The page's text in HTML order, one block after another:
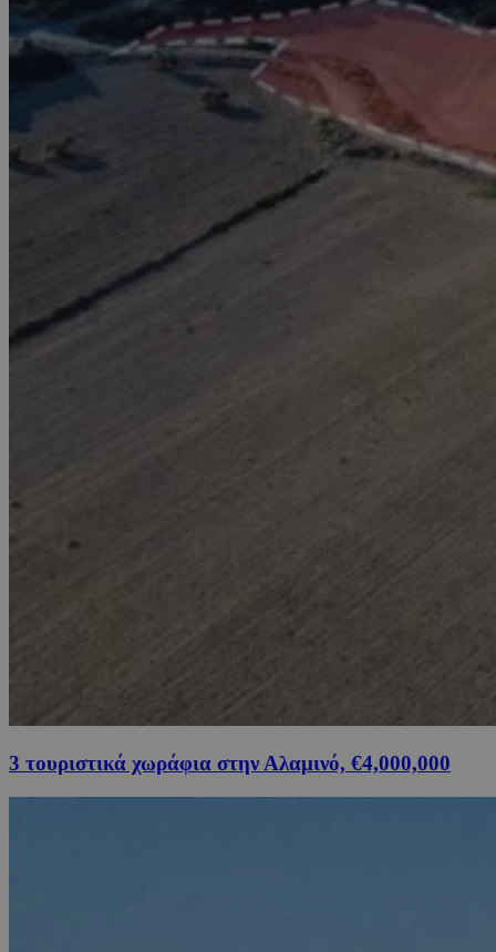
3 τουριστικά χωράφια στην Αλαμινό, €4,000,000